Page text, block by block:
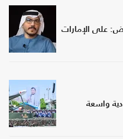
على الإمارات
واسعة